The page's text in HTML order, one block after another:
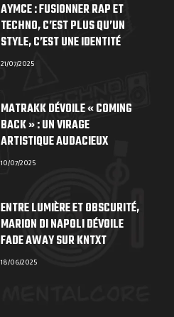
AYMCE : FUSIONNER RAP ET
TECHNO, C’EST PLUS QU’UN
STYLE, C’EST UNE IDENTITÉ
21/07/2025
MATRAKK DÉVOILE « COMING
BACK » : UN VIRAGE
ARTISTIQUE AUDACIEUX
10/07/2025
ENTRE LUMIÈRE ET OBSCURITÉ,
MARION DI NAPOLI DÉVOILE
FADE AWAY SUR KNTXT
18/06/2025